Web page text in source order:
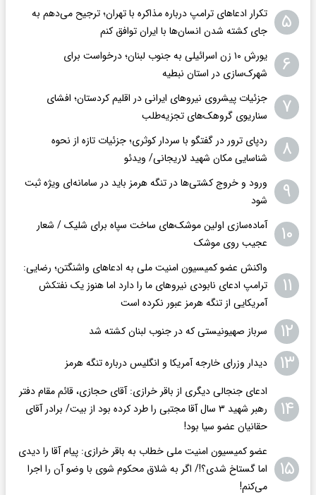
۵
تکرار ادعاهای ترامپ درباره مذاکره با تهران؛ ترجیح می‌دهم به
جای کشته شدن انسان‌ها با ایران توافق کنم
۶
یورش ۱۰ زن اسرائیلی به جنوب لبنان؛ درخواست برای
شهرک‌سازی در استان نبطیه
۷
جزئیات پیشروی نیروهای ایرانی در اقلیم کردستان؛ افشای
سناریوی گروهک‌های تجزیه‌طلب
۸
ردپای ترور در گفتگو با سردار کوثری؛ جزئیات تازه از نحوه
شناسایی مکان شهید لاریجانی/ ویدئو
۹
ورود و خروج کشتی‌ها در تنگه هرمز باید در سامانه‌ای ویژه ثبت
شود
۱۰
آماده‌سازی اولین موشک‌های ساخت سپاه برای شلیک / شعار
عجیب روی موشک
۱۱
واکنش عضو کمیسیون امنیت ملی به ادعاهای واشنگتن؛ رضایی:
ترامپ ادعای نابودی نیروهای ما را دارد اما هنوز یک نفتکش
آمریکایی از تنگه هرمز عبور نکرده است
۱۲ سرباز صهیونیستی که در جنوب لبنان کشته شد
۱۳ دیدار وزرای خارجه آمریکا و انگلیس درباره تنگه هرمز
۱۴
ادعای جنجالی دیگری از باقر خرازی: آقای حجازی، قائم مقام دفتر
رهبر شهید ۳ سال آقا مجتبی را طرد کرده بود از بیت/ برادر آقای
حقانیان عضو سیا بود!
۱۵
عضو کمیسیون امنیت ملی خطاب به باقر خرازی: پیام آقا را دیدی
اما گستاخ شدی؟!/ اگر به شلاق محکوم شوی با وضو آن را اجرا
می‌کنم!